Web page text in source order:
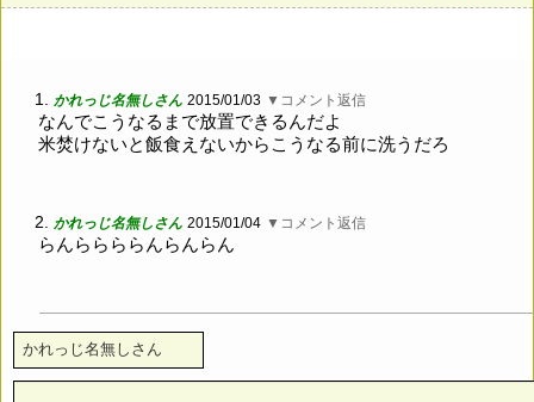
1. かれっじ名無しさん 2015/01/03 ▼コメント返信
なんでこうなるまで放置できるんだよ
米焚けないと飯食えないからこうなる前に洗うだろ
2. かれっじ名無しさん 2015/01/04 ▼コメント返信
らんららららんらんらん